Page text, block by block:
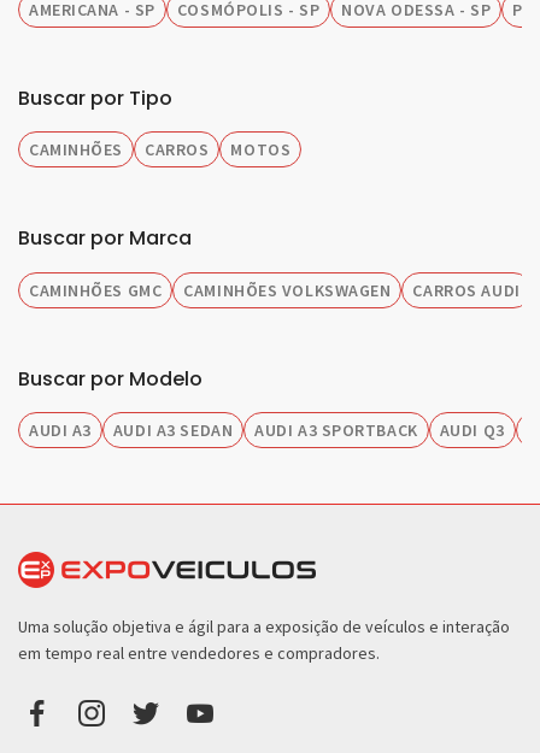
AMERICANA - SP COSMÓPOLIS - SP NOVA ODESSA - SP
Buscar por Tipo
CAMINHÕES CARROS MOTOS
Buscar por Marca
CAMINHÕES GMC CAMINHÕES VOLKSWAGEN CARROS AUDI
Buscar por Modelo
AUDI A3 AUDI A3 SEDAN AUDI A3 SPORTBACK AUDI Q3
Uma solução objetiva e ágil para a exposição de veículos e interação
em tempo real entre vendedores e compradores.